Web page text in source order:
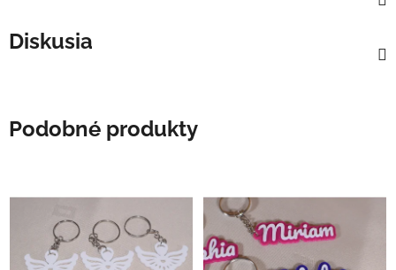
Diskusia
Podobné produkty